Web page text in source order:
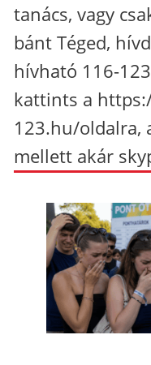
tanács, vagy
bánt Téged,
hívható 116-
kattints a
123.hu/oldalra,
mellett akár